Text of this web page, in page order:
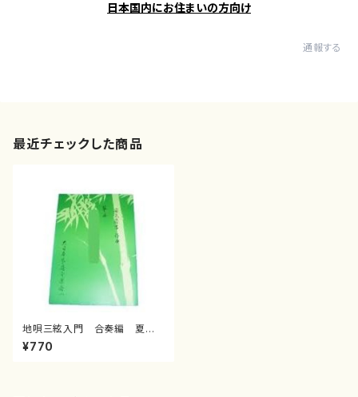
日本国内にお住まいの方向け
通報する
最近チェックした商品
地唄三絃入門 合奏編 夏の
色/安武慶吉/楽譜）
¥770